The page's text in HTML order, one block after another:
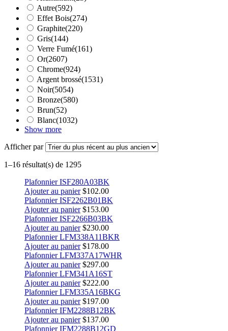
Autre(592)
Effet Bois(274)
Graphite(220)
Gris(144)
Verre Fumé(161)
Or(2607)
Chrome(924)
Argent brossé(1531)
Noir(5054)
Bronze(580)
Brun(52)
Blanc(1032)
Show more
Afficher par
1–16 résultat(s) de 1295
Plafonnier ISF280A03BK
Ajouter au panier $102.00
Plafonnier ISF2262B01BK
Ajouter au panier $153.00
Plafonnier ISF2266B03BK
Ajouter au panier $230.00
Plafonnier LFM338A11BKR
Ajouter au panier $178.00
Plafonnier LFM337A17WHR
Ajouter au panier $297.00
Plafonnier LFM341A16ST
Ajouter au panier $222.00
Plafonnier LFM335A16BKG
Ajouter au panier $197.00
Plafonnier IFM2288B12BK
Ajouter au panier $137.00
Plafonnier IFM2288B12GD